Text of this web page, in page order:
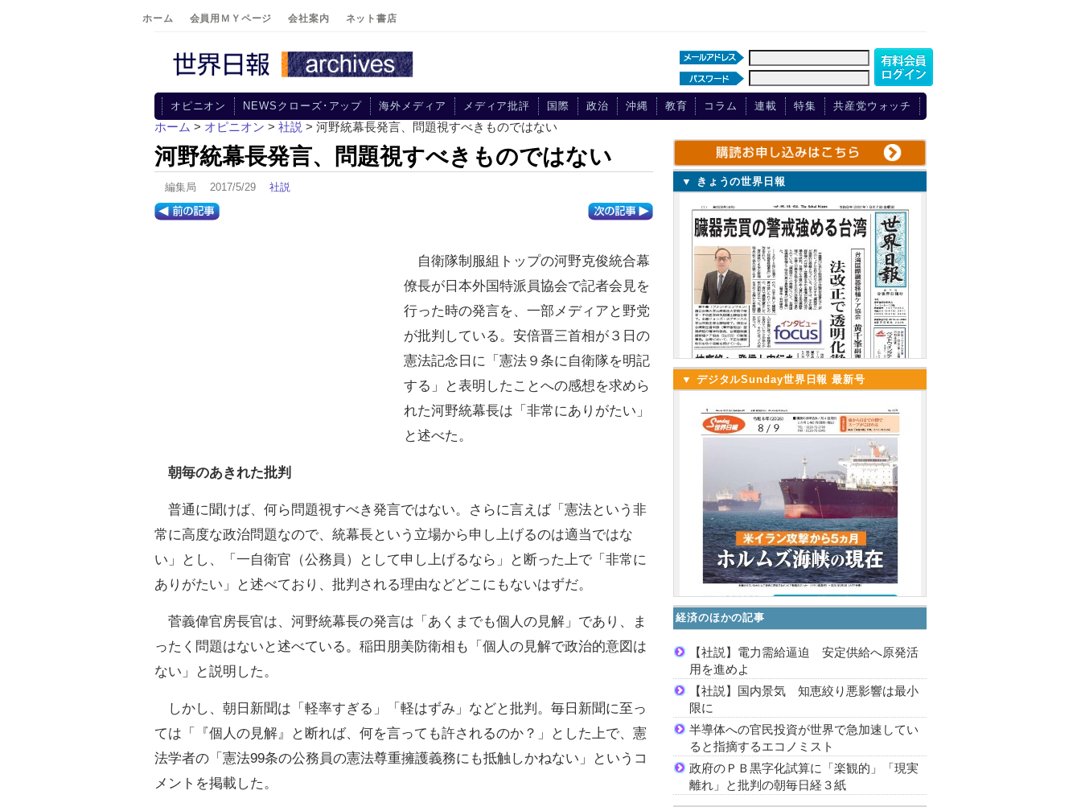
ホーム 会員用ＭＹページ 会社案内 ネット書店
オピニオン NEWSクローズ･アップ 海外メディア メディア批評 国際 政治 沖縄 教育 コラム 連載 特集 共産党ウォッチ
ホーム > オピニオン > 社説 > 河野統幕長発言、問題視すべきものではない
河野統幕長発言、問題視すべきものではない
編集局 2017/5/29 社説
自衛隊制服組トップの河野克俊統合幕
僚長が日本外国特派員協会で記者会見を
行った時の発言を、一部メディアと野党
が批判している。安倍晋三首相が３日の
憲法記念日に「憲法９条に自衛隊を明記
する」と表明したことへの感想を求めら
れた河野統幕長は「非常にありがたい」
と述べた。
朝毎のあきれた批判
普通に聞けば、何ら問題視すべき発言ではない。さらに言えば「憲法という非
常に高度な政治問題なので、統幕長という立場から申し上げるのは適当ではな
い」とし、「一自衛官（公務員）として申し上げるなら」と断った上で「非常に
ありがたい」と述べており、批判される理由などどこにもないはずだ。
菅義偉官房長官は、河野統幕長の発言は「あくまでも個人の見解」であり、ま
ったく問題はないと述べている。稲田朋美防衛相も「個人の見解で政治的意図は
ない」と説明した。
しかし、朝日新聞は「軽率すぎる」「軽はずみ」などと批判。毎日新聞に至っ
ては「『個人の見解』と断れば、何を言っても許されるのか？」とした上で、憲
法学者の「憲法99条の公務員の憲法尊重擁護義務にも抵触しかねない」というコ
メントを掲載した。
▼ きょうの世界日報
▼ デジタルSunday世界日報 最新号
経済のほかの記事
【社説】電力需給逼迫 安定供給へ原発活
用を進めよ
【社説】国内景気 知恵絞り悪影響は最小
限に
半導体への官民投資が世界で急加速してい
ると指摘するエコノミスト
政府のＰＢ黒字化試算に「楽観的」「現実
離れ」と批判の朝毎日経３紙